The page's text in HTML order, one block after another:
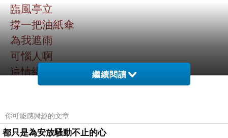
臨風亭立
撐一把油紙傘
為我遮雨
可惱人啊
這情緣
怎麼個解？
（盜仙草）
繼續閱讀
你可能感興趣的文章
都只是為安放騷動不止的心